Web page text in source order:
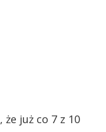
już co 7 z 10